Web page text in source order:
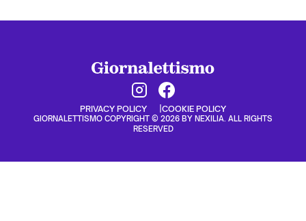
PRIVACY POLICY COOKIE POLICY
GIORNALETTISMO COPYRIGHT © 2026 BY NEXILIA. ALL RIGHTS
RESERVED